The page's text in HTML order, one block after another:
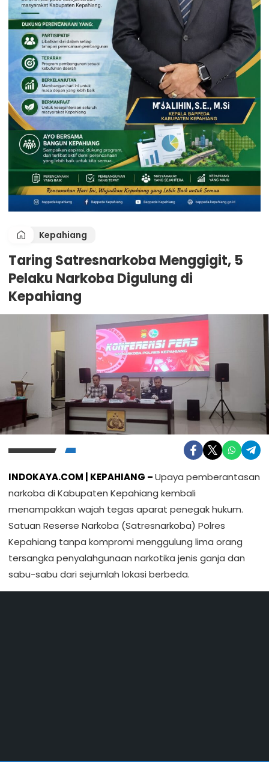
Kepahiang
Taring Satresnarkoba Menggigit, 5
Pelaku Narkoba Digulung di
Kepahiang
INDOKAYA.COM | KEPAHIANG –Upaya pemberantasan
narkoba di Kabupaten Kepahiang kembali
menampakkan wajah tegas aparat penegak hukum.
Satuan Reserse Narkoba (Satresnarkoba) Polres
Kepahiang tanpa kompromi menggulung lima orang
tersangka penyalahgunaan narkotika jenis ganja dan
sabu-sabu dari sejumlah lokasi berbeda.